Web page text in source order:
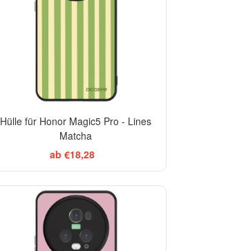
Hülle für Honor Magic5 Pro - Lines
Matcha
ab €18,28